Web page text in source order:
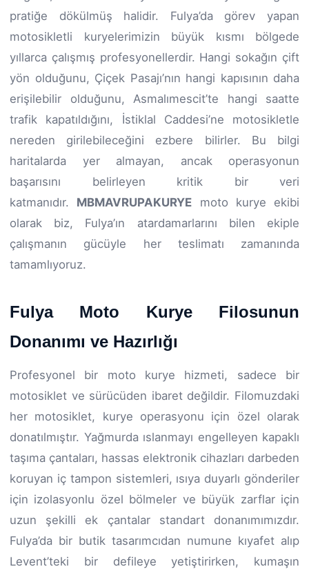
pratiğe dökülmüş halidir. Fulya’da görev yapan
motosikletli kuryelerimizin büyük kısmı bölgede
yıllarca çalışmış profesyonellerdir. Hangi sokağın çift
yön olduğunu, Çiçek Pasajı’nın hangi kapısının daha
erişilebilir olduğunu, Asmalımescit’te hangi saatte
trafik kapatıldığını, İstiklal Caddesi’ne motosikletle
nereden girilebileceğini ezbere bilirler. Bu bilgi
haritalarda yer almayan, ancak operasyonun
başarısını belirleyen kritik bir veri
katmanıdır. MBMAVRUPAKURYE moto kurye ekibi
olarak biz, Fulya’ın atardamarlarını bilen ekiple
çalışmanın gücüyle her teslimatı zamanında
tamamlıyoruz.
Fulya Moto Kurye Filosunun
Donanımı ve Hazırlığı
Profesyonel bir moto kurye hizmeti, sadece bir
motosiklet ve sürücüden ibaret değildir. Filomuzdaki
her motosiklet, kurye operasyonu için özel olarak
donatılmıştır. Yağmurda ıslanmayı engelleyen kapaklı
taşıma çantaları, hassas elektronik cihazları darbeden
koruyan iç tampon sistemleri, ısıya duyarlı gönderiler
için izolasyonlu özel bölmeler ve büyük zarflar için
uzun şekilli ek çantalar standart donanımımızdır.
Fulya’da bir butik tasarımcıdan numune kıyafet alıp
Levent’teki bir defileye yetiştirirken, kumaşın